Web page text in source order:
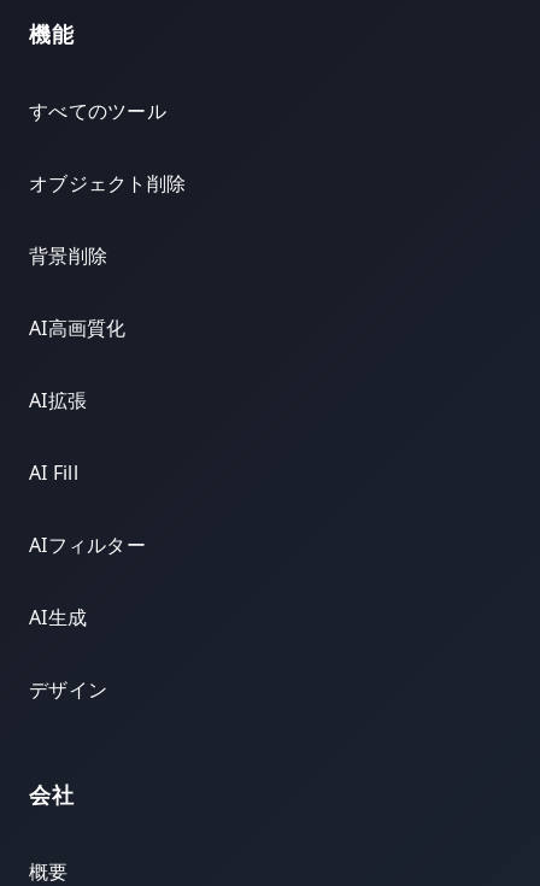
機能
すべてのツール
オブジェクト削除
背景削除
AI高画質化
AI拡張
AI Fill
AIフィルター
AI生成
デザイン
会社
概要